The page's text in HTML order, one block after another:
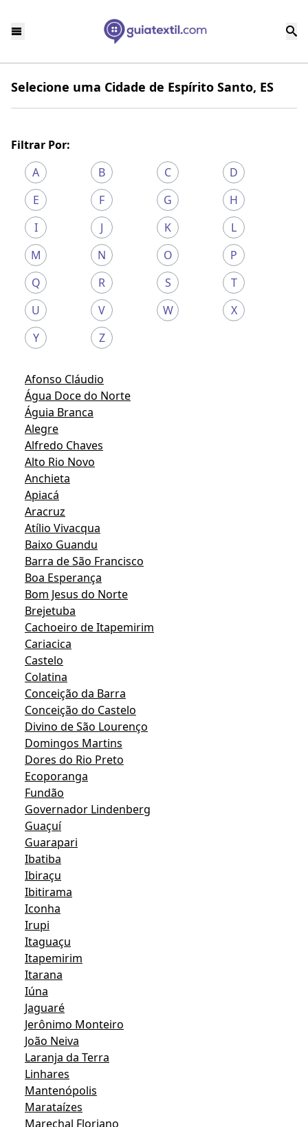
Selecione uma Cidade de Espírito Santo, ES
Filtrar Por:
A
B C
D
E
F G
H
I
J K
L
M
N O
P
Q
R S
T
U
V W
X
Y
Z
Afonso Cláudio
Água Doce do Norte
Águia Branca
Alegre
Alfredo Chaves
Alto Rio Novo
Anchieta
Apiacá
Aracruz
Atílio Vivacqua
Baixo Guandu
Barra de São Francisco
Boa Esperança
Bom Jesus do Norte
Brejetuba
Cachoeiro de Itapemirim
Cariacica
Castelo
Colatina
Conceição da Barra
Conceição do Castelo
Divino de São Lourenço
Domingos Martins
Dores do Rio Preto
Ecoporanga
Fundão
Governador Lindenberg
Guaçuí
Guarapari
Ibatiba
Ibiraçu
Ibitirama
Iconha
Irupi
Itaguaçu
Itapemirim
Itarana
Iúna
Jaguaré
Jerônimo Monteiro
João Neiva
Laranja da Terra
Linhares
Mantenópolis
Marataízes
Marechal Floriano